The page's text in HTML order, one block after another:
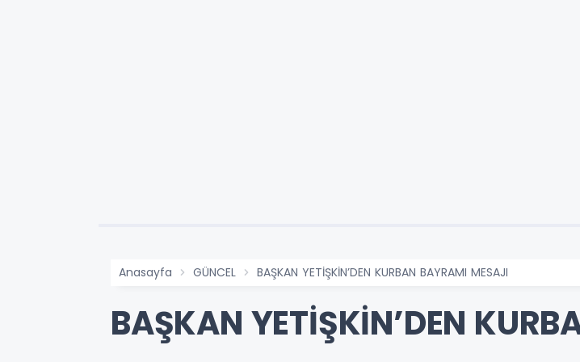
Anasayfa GÜNCEL BAŞKAN YETİŞKİN’DEN KURBAN BAYRAMI MESAJI
BAŞKAN YETİŞKİN’DEN